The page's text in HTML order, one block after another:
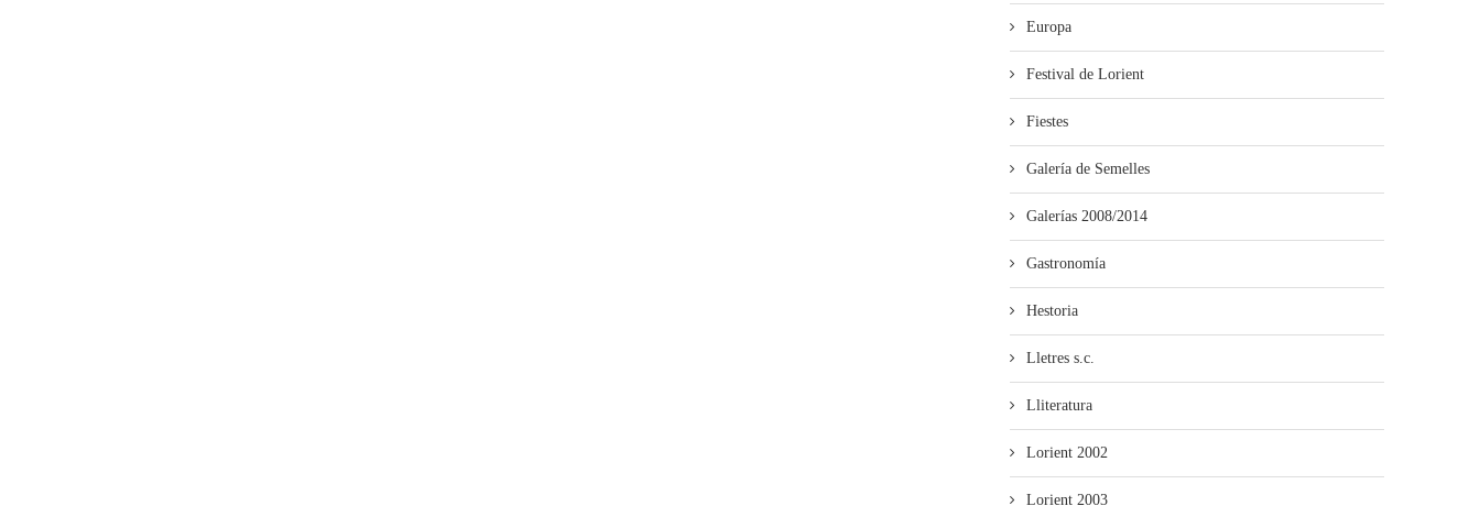
Europa
Festival de Lorient
Fiestes
Galería de Semelles
Galerías 2008/2014
Gastronomía
Hestoria
Lletres s.c.
Lliteratura
Lorient 2002
Lorient 2003